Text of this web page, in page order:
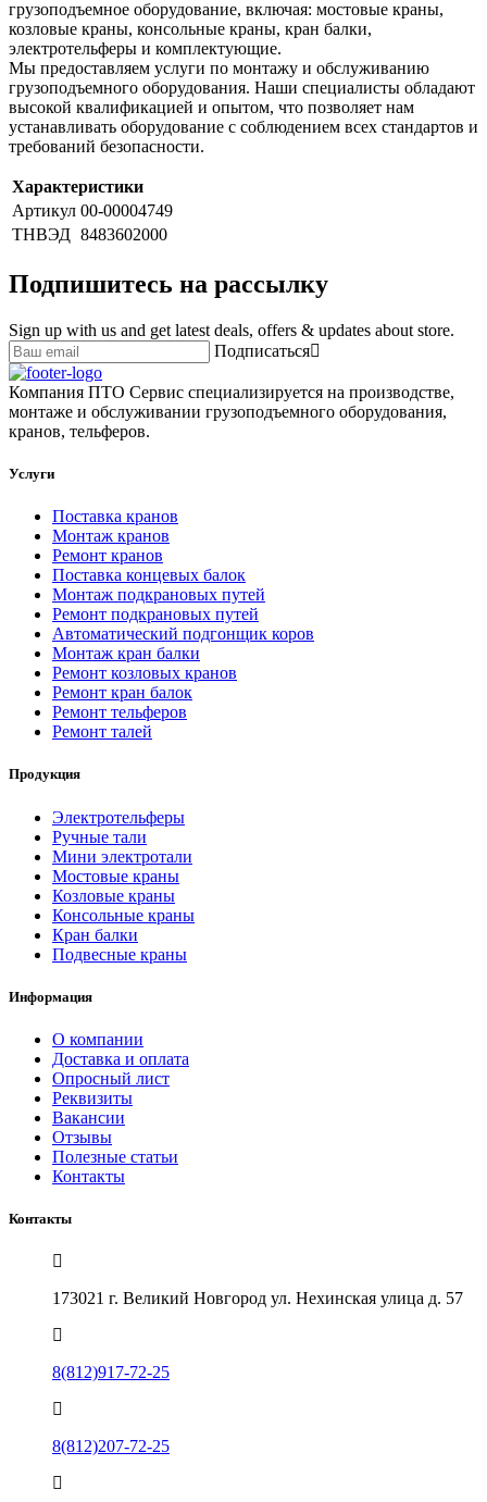
грузоподъемное оборудование, включая: мостовые краны,
козловые краны, консольные краны, кран балки,
электротельферы и комплектующие.
Мы предоставляем услуги по монтажу и обслуживанию
грузоподъемного оборудования. Наши специалисты обладают
высокой квалификацией и опытом, что позволяет нам
устанавливать оборудование с соблюдением всех стандартов и
требований безопасности.
Характеристики
Артикул 00-00004749
ТНВЭД 8483602000
Подпишитесь на рассылку
Sign up with us and get latest deals, offers & updates about store.
Подписаться
Компания ПТО Сервис специализируется на производстве,
монтаже и обслуживании грузоподъемного оборудования,
кранов, тельферов.
Услуги
Поставка кранов
Монтаж кранов
Ремонт кранов
Поставка концевых балок
Монтаж подкрановых путей
Ремонт подкрановых путей
Автоматический подгонщик коров
Монтаж кран балки
Ремонт козловых кранов
Ремонт кран балок
Ремонт тельферов
Ремонт талей
Продукция
Электротельферы
Ручные тали
Мини электротали
Мостовые краны
Козловые краны
Консольные краны
Кран балки
Подвесные краны
Информация
О компании
Доставка и оплата
Опросный лист
Реквизиты
Вакансии
Отзывы
Полезные статьи
Контакты
Контакты
173021 г. Великий Новгород ул. Нехинская улица д. 57
8(812)917-72-25
8(812)207-72-25